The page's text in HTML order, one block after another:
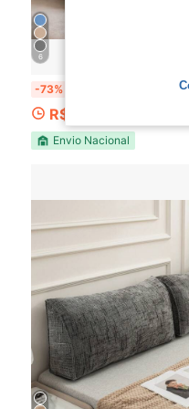
6
-73% Almofada de Encosto Apoio Para Descanso
R$103,90
Envio Nacional